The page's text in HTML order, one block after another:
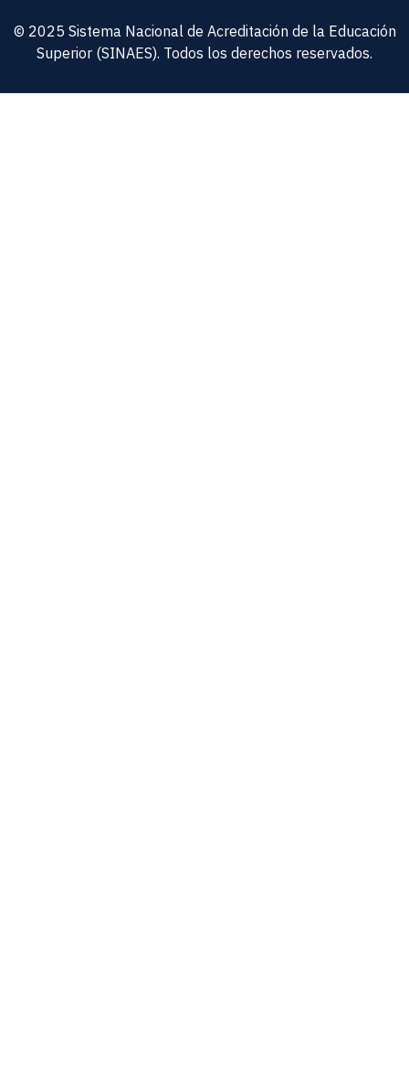
© 2025 Sistema Nacional de Acreditación de la Educación
Superior (SINAES). Todos los derechos reservados.